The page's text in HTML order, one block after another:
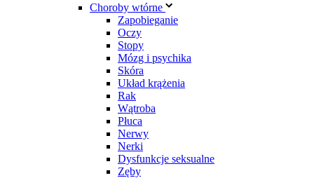
Choroby wtórne
Zapobieganie
Oczy
Stopy
Mózg i psychika
Skóra
Układ krążenia
Rak
Wątroba
Płuca
Nerwy
Nerki
Dysfunkcje seksualne
Zęby